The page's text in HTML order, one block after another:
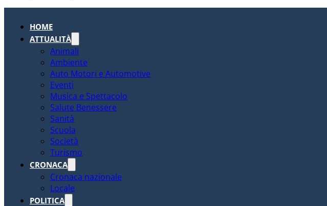
HOME
ATTUALITÀ
Animali
Ambiente
Auto Motori e Automotive
Eventi
Musica e Spettacolo
Salute Benessere
Sanità
Scuola
Società
Turismo
CRONACA
Cronaca nazionale
Locale
POLITICA